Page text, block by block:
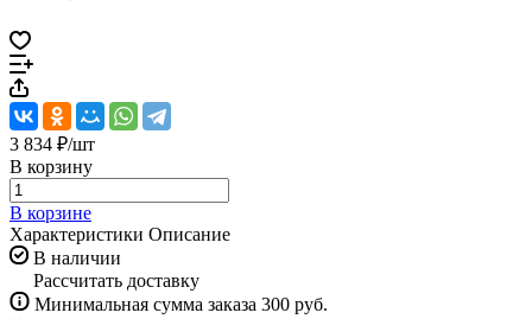
3 834 ₽/шт
В корзину
В корзине
Характеристики Описание
В наличии
Рассчитать доставку
Минимальная сумма заказа 300 руб.